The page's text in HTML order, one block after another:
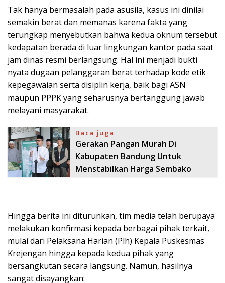
Tak hanya bermasalah pada asusila, kasus ini dinilai
semakin berat dan memanas karena fakta yang
terungkap menyebutkan bahwa kedua oknum tersebut
kedapatan berada di luar lingkungan kantor pada saat
jam dinas resmi berlangsung. Hal ini menjadi bukti
nyata dugaan pelanggaran berat terhadap kode etik
kepegawaian serta disiplin kerja, baik bagi ASN
maupun PPPK yang seharusnya bertanggung jawab
melayani masyarakat.
Baca juga
Gerakan Pangan Murah Di
Kabupaten Bandung Untuk
Menstabilkan Harga Sembako
Hingga berita ini diturunkan, tim media telah berupaya
melakukan konfirmasi kepada berbagai pihak terkait,
mulai dari Pelaksana Harian (Plh) Kepala Puskesmas
Krejengan hingga kepada kedua pihak yang
bersangkutan secara langsung. Namun, hasilnya
sangat disayangkan: